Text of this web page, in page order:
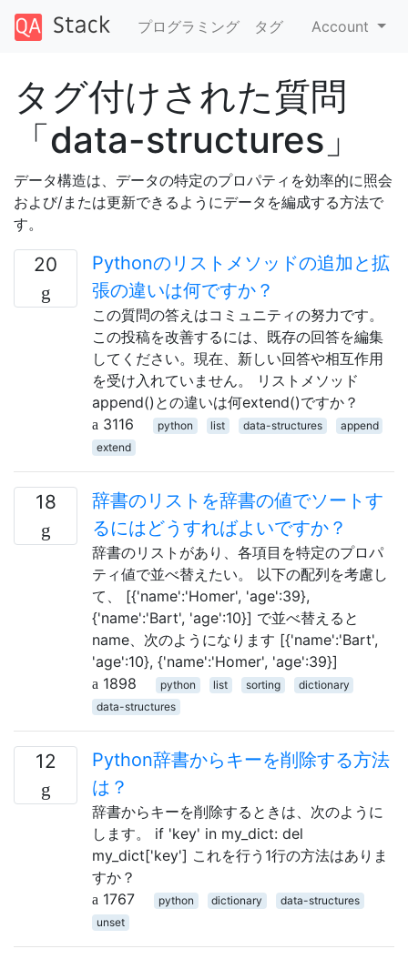
プログラミング タグ Account
タグ付けされた質問
「data-structures」
データ構造は、データの特定のプロパティを効率的に照会
および/または更新できるようにデータを編成する方法で
す。
20
Pythonのリストメソッドの追加と拡
張の違いは何ですか？
この質問の答えはコミュニティの努力です。
この投稿を改善するには、既存の回答を編集
してください。現在、新しい回答や相互作用
を受け入れていません。 リストメソッド
append()との違いは何extend()ですか？
3116
python list data-structures
append
extend
18
辞書のリストを辞書の値でソートす
るにはどうすればよいですか？
辞書のリストがあり、各項目を特定のプロパ
ティ値で並べ替えたい。 以下の配列を考慮し
て、 [{'name':'Homer', 'age':39},
{'name':'Bart', 'age':10}] で並べ替えると
name、次のようになります [{'name':'Bart',
'age':10}, {'name':'Homer', 'age':39}]
1898
python list sorting
dictionary
data-structures
12
Python辞書からキーを削除する方法
は？
辞書からキーを削除するときは、次のように
します。 if 'key' in my_dict: del
my_dict['key'] これを行う1行の方法はありま
すか？
1767
python dictionary
data-structures
unset